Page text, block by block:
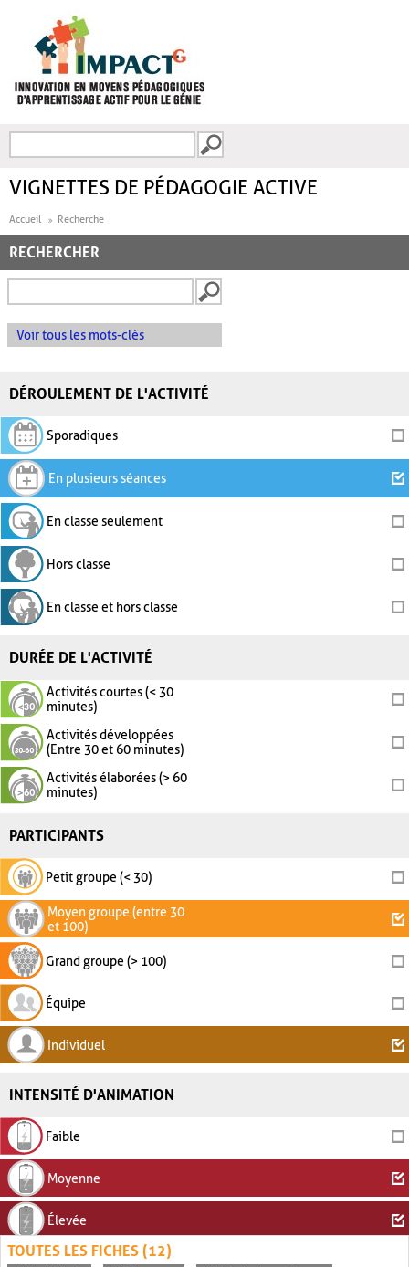
FORMULAIRE DE
VIGNETTES DE PÉDAGOGIE ACTIVE
Accueil Recherche
RECHERCHER
Voir tous les mots-clés
DÉROULEMENT DE L'ACTIVITÉ
Sporadiques
En plusieurs séances
En classe seulement
Hors classe
En classe et hors classe
DURÉE DE L'ACTIVITÉ
Activités courtes (< 30
minutes)
Activités développées
(Entre 30 et 60 minutes)
Activités élaborées (> 60
minutes)
PARTICIPANTS
Petit groupe (< 30)
Moyen groupe (entre 30
et 100)
Grand groupe (> 100)
Équipe
Individuel
INTENSITÉ D'ANIMATION
Faible
Moyenne
Élevée
TOUTES LES FICHES (12)